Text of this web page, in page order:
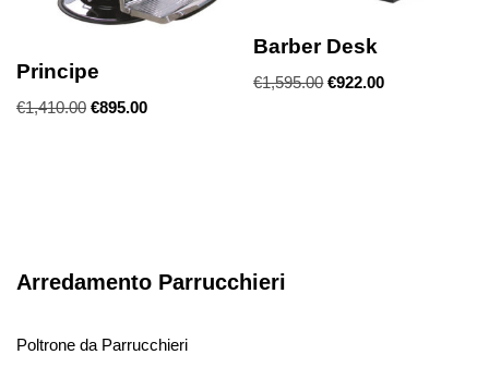
Principe
€1,410.00 €895.00
Barber Desk
€1,595.00 €922.00
Arredamento Parrucchieri
Poltrone da Parrucchieri